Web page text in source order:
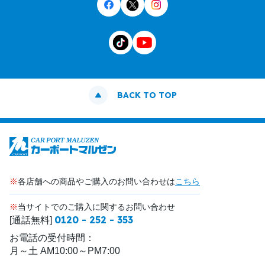
BACK TO TOP
※各店舗への商品やご購入のお問い合わせはこちら
※当サイトでのご購入に関するお問い合わせ
[通話無料] 0120 - 252 - 353
お電話の受付時間：
月～土 AM10:00～PM7:00